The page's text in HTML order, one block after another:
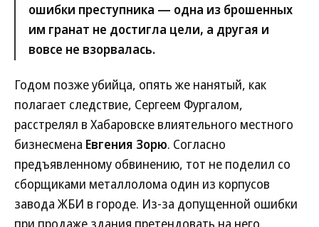
ошибки преступника — одна из брошенных
им гранат не достигла цели, а другая и
вовсе не взорвалась.
Годом позже убийца, опять же нанятый, как
полагает следствие, Сергеем Фургалом,
расстрелял в Хабаровске влиятельного местного
бизнесмена Евгения Зорю. Согласно
предъявленному обвинению, тот не поделил со
сборщиками металлолома один из корпусов
завода ЖБИ в городе. Из-за допущенной ошибки
при продаже здания претендовать на него